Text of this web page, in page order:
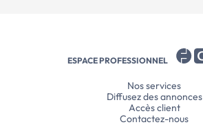
ESPACE PROFESSIONNEL
Nos services
Diffusez des annonces
Accès client
Contactez-nous